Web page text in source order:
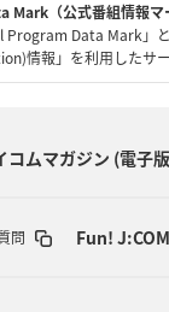
（公式番組情報マ
Program Data Mark」
情報」を利用したサ
コムマガジン (電子
問 Fun! J:COM